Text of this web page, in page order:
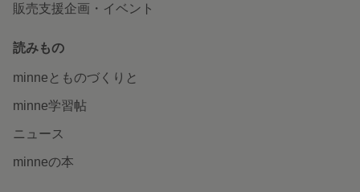
販売支援企画・イベント
読みもの
minneとものづくりと
minne学習帖
ニュース
minneの本